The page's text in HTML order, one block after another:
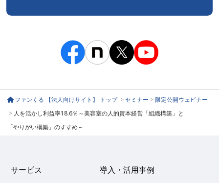
ファンくる 【法人向けサイト】 トップ >セミナー >限定公開ウェビナー
> 人を活かし利益率18.6％～美容室の人的資本経営「組織構築」と
「やりがい構築」のすすめ～
サービス 導入・活用事例